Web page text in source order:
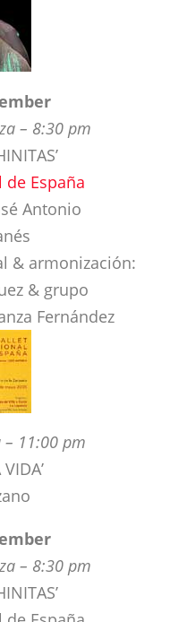
– 8:30 pm
España
Antonio
& armonización:
& grupo
Fernández
11:00 pm
– 8:30 pm
España
Antonio
vídeo & espacio